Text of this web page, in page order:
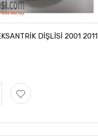
DİŞLİSİ 2001 2011